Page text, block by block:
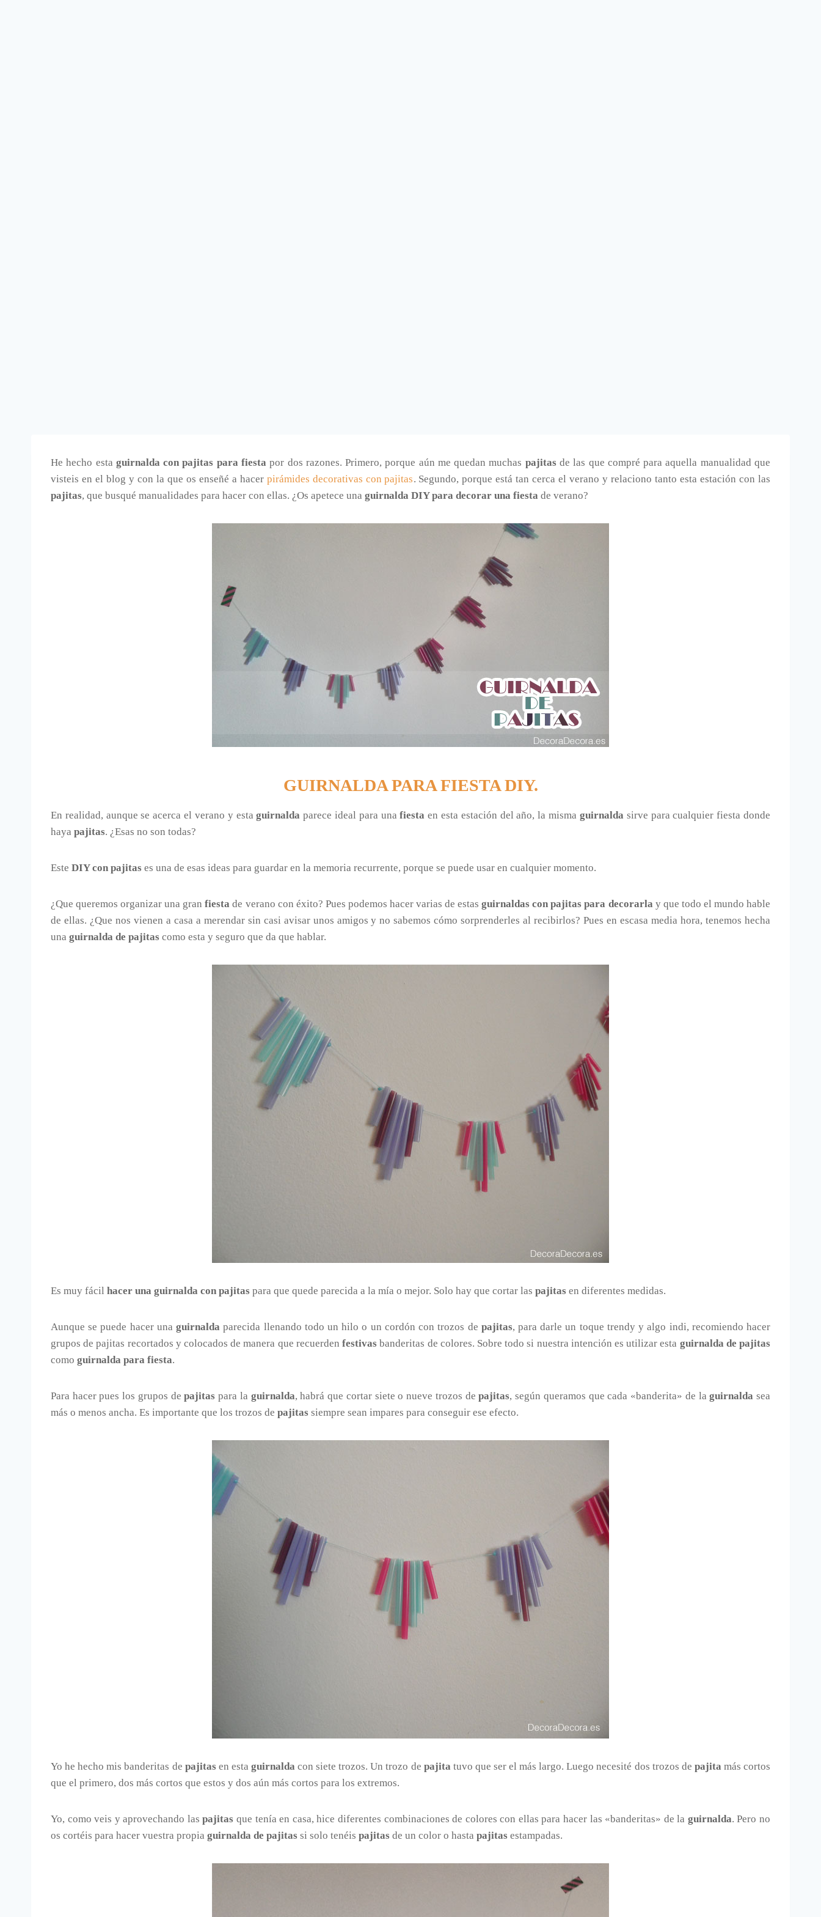
He hecho esta guirnalda con pajitas para fiesta por dos razones. Primero, porque aún me quedan muchas pajitasde las que compré para aquella manualidad que
visteis en el blog y con la que os enseñé a hacer pirámides decorativas con pajitas. Segundo, porque está tan cerca el verano y relaciono tanto esta estación con las
pajitas, que busqué manualidades para hacer con ellas. ¿Os apetece una guirnalda DIY para decorar una fiesta de verano?
GUIRNALDA PARA FIESTA DIY.
En realidad, aunque se acerca el verano y estaguirnalda parece ideal para unafiesta en esta estación del año, la misma guirnalda sirve para cualquier fiesta donde
haya pajitas. ¿Esas no son todas?
Este DIY con pajitas es una de esas ideas para guardar en la memoria recurrente, porque se puede usar en cualquier momento.
¿Que queremos organizar una granfiesta de verano con éxito? Pues podemos hacer varias de estasguirnaldas con pajitas para decorarla y que todo el mundo hable
de ellas. ¿Que nos vienen a casa a merendar sin casi avisar unos amigos y no sabemos cómo sorprenderles al recibirlos? Pues en escasa media hora, tenemos hecha
una guirnalda de pajitas como esta y seguro que da que hablar.
Es muy fácil hacer una guirnalda con pajitas para que quede parecida a la mía o mejor. Solo hay que cortar las pajitas en diferentes medidas.
Aunque se puede hacer unaguirnalda parecida llenando todo un hilo o un cordón con trozos de pajitas, para darle un toque trendy y algo indi, recomiendo hacer
grupos de pajitas recortados y colocados de manera que recuerdenfestivas banderitas de colores. Sobre todo si nuestra intención es utilizar esta guirnalda de pajitas
como guirnalda para fiesta.
Para hacer pues los grupos depajitas para la guirnalda, habrá que cortar siete o nueve trozos depajitas, según queramos que cada «banderita» de laguirnalda sea
más o menos ancha. Es importante que los trozos de pajitas siempre sean impares para conseguir ese efecto.
Yo he hecho mis banderitas de pajitasen esta guirnalda con siete trozos. Un trozo de pajita tuvo que ser el más largo. Luego necesité dos trozos de pajita más cortos
que el primero, dos más cortos que estos y dos aún más cortos para los extremos.
Yo, como veis y aprovechando laspajitas que tenía en casa, hice diferentes combinaciones de colores con ellas para hacer las «banderitas» de la guirnalda. Pero no
os cortéis para hacer vuestra propia guirnalda de pajitas si solo tenéis pajitas de un color o hasta pajitas estampadas.